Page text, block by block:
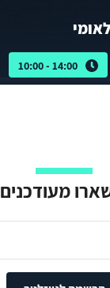
14:00 - 10:00
מעודכנים